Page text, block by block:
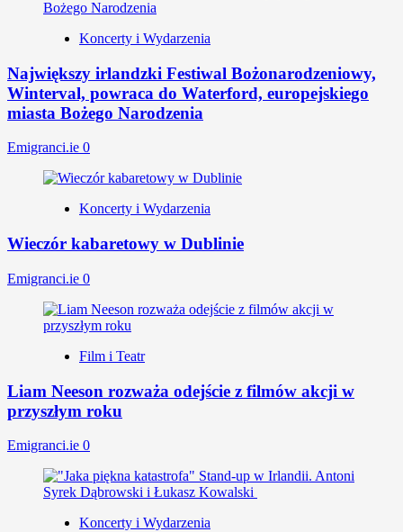
Koncerty i Wydarzenia
Największy irlandzki Festiwal Bożonarodzeniowy,
Winterval, powraca do Waterford, europejskiego
miasta Bożego Narodzenia
Emigranci.ie 0
Koncerty i Wydarzenia
Wieczór kabaretowy w Dublinie
Emigranci.ie 0
Film i Teatr
Liam Neeson rozważa odejście z filmów akcji w
przyszłym roku
Emigranci.ie 0
Koncerty i Wydarzenia